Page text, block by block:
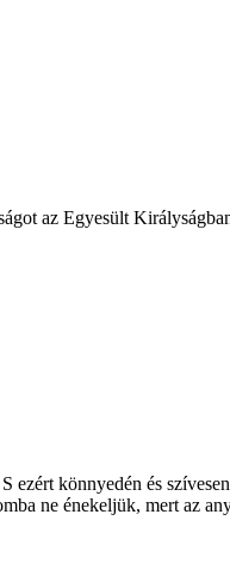
az Egyesült
könnyedén és
ne énekeljük, mert az